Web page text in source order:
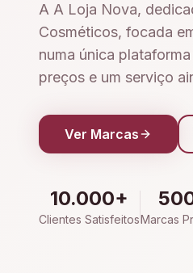
A A Loja Nova,
Cosméticos, focada
numa única
preços e um serviço
Ver Marcas
10.000+
Clientes SatisfeitosMarcas